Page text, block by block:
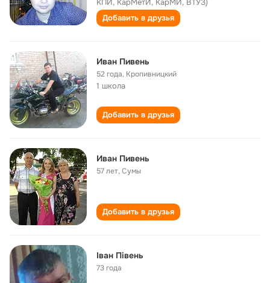
КПИ, КарМетИ, КарМИ, ВТУЗ)
Добавить в друзья
Иван Пивень
52 года, Кропивницкий
1 школа
Добавить в друзья
Иван Пивень
57 лет,Сумы
Добавить в друзья
Іван Півень
73 года